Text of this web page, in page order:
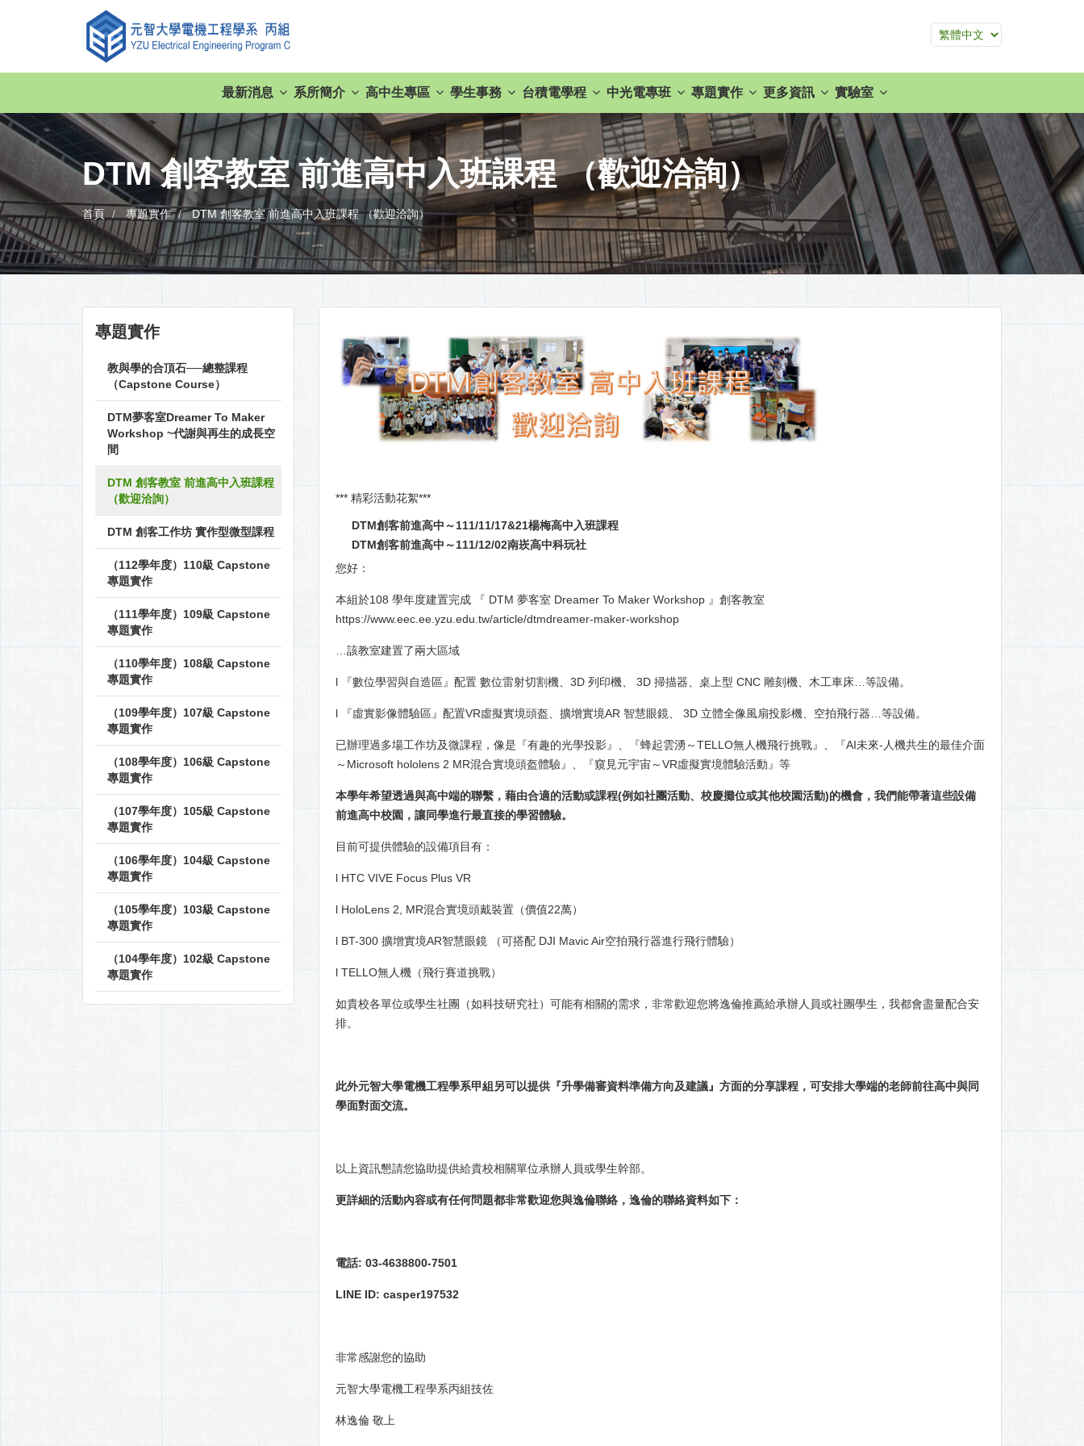
最新消息 系所簡介 高中生專區 學生事務 台積電學程 中光電專班 專題實作 更多資訊 實驗室
DTM 創客教室 前進高中入班課程 （歡迎洽詢）
首頁 專題實作 DTM 創客教室 前進高中入班課程 （歡迎洽詢）
專題實作
教與學的合頂石──總整課程
（Capstone Course）
DTM夢客室Dreamer To Maker
Workshop ~代謝與再生的成長空
間
DTM 創客教室 前進高中入班課程
（歡迎洽詢）
DTM 創客工作坊 實作型微型課程
（112學年度）110級 Capstone
專題實作
（111學年度）109級 Capstone
專題實作
（110學年度）108級 Capstone
專題實作
（109學年度）107級 Capstone
專題實作
（108學年度）106級 Capstone
專題實作
（107學年度）105級 Capstone
專題實作
（106學年度）104級 Capstone
專題實作
（105學年度）103級 Capstone
專題實作
（104學年度）102級 Capstone
專題實作
*** 精彩活動花絮***
DTM創客前進高中～111/11/17&21楊梅高中入班課程
DTM創客前進高中～111/12/02南崁高中科玩社
您好：
本組於108 學年度建置完成 『 DTM 夢客室 Dreamer To Maker Workshop 』創客教室
https://www.eec.ee.yzu.edu.tw/article/dtmdreamer-maker-workshop
…該教室建置了兩大區域
l 『數位學習與自造區』配置 數位雷射切割機、3D 列印機、 3D 掃描器、桌上型 CNC 雕刻機、木工車床…等設備。
l 『虛實影像體驗區』配置VR虛擬實境頭盔、擴增實境AR 智慧眼鏡、 3D 立體全像風扇投影機、空拍飛行器…等設備。
已辦理過多場工作坊及微課程，像是『有趣的光學投影』、『蜂起雲湧～TELLO無人機飛行挑戰』、『AI未來-人機共生的最佳介面
～Microsoft hololens 2 MR混合實境頭盔體驗』、『窺見元宇宙～VR虛擬實境體驗活動』等
本學年希望透過與高中端的聯繫，藉由合適的活動或課程(例如社團活動、校慶攤位或其他校園活動)的機會，我們能帶著這些設備
前進高中校園，讓同學進行最直接的學習體驗。
目前可提供體驗的設備項目有：
l HTC VIVE Focus Plus VR
l HoloLens 2, MR混合實境頭戴裝置（價值22萬）
l BT-300 擴增實境AR智慧眼鏡 （可搭配 DJI Mavic Air空拍飛行器進行飛行體驗）
l TELLO無人機（飛行賽道挑戰）
如貴校各單位或學生社團（如科技研究社）可能有相關的需求，非常歡迎您將逸倫推薦給承辦人員或社團學生，我都會盡量配合安
排。
此外元智大學電機工程學系甲組另可以提供『升學備審資料準備方向及建議』方面的分享課程，可安排大學端的老師前往高中與同
學面對面交流。
以上資訊懇請您協助提供給貴校相關單位承辦人員或學生幹部。
更詳細的活動內容或有任何問題都非常歡迎您與逸倫聯絡，逸倫的聯絡資料如下：
電話: 03-4638800-7501
LINE ID: casper197532
非常感謝您的協助
元智大學電機工程學系丙組技佐
林逸倫 敬上